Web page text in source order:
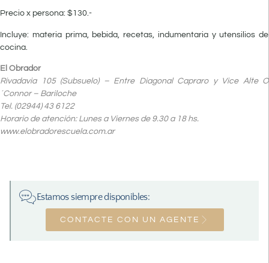
Precio x persona: $130.-
Incluye: materia prima, bebida, recetas, indumentaria y utensilios de
cocina.
El Obrador
Rivadavia 105 (Subsuelo) – Entre Diagonal Capraro y Vice Alte O
´Connor – Bariloche
Tel. (02944) 43 6122
Horario de atención: Lunes a Viernes de 9.30 a 18 hs.
www.elobradorescuela.com.ar
Estamos siempre disponibles:
CONTACTE CON UN AGENTE